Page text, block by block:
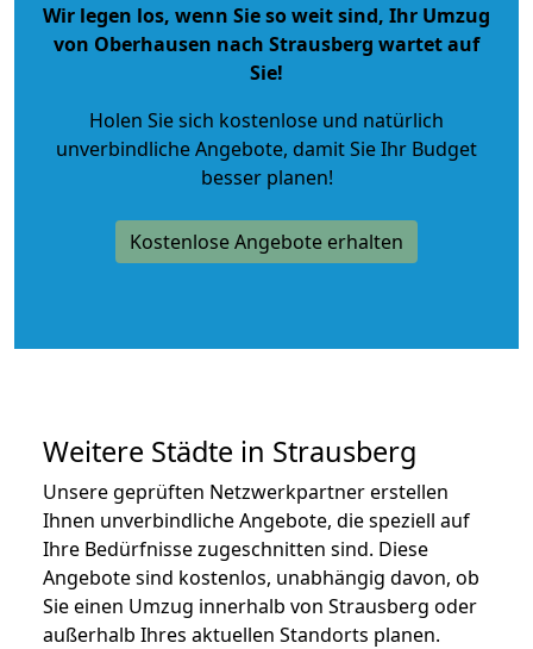
Wir legen los, wenn Sie so weit sind, Ihr Umzug
von Oberhausen nach Strausberg wartet auf
Sie!
Holen Sie sich kostenlose und natürlich
unverbindliche Angebote, damit Sie Ihr Budget
besser planen!
Kostenlose Angebote erhalten
Weitere Städte in Strausberg
Unsere geprüften Netzwerkpartner erstellen
Ihnen unverbindliche Angebote, die speziell auf
Ihre Bedürfnisse zugeschnitten sind. Diese
Angebote sind kostenlos, unabhängig davon, ob
Sie einen Umzug innerhalb von Strausberg oder
außerhalb Ihres aktuellen Standorts planen.